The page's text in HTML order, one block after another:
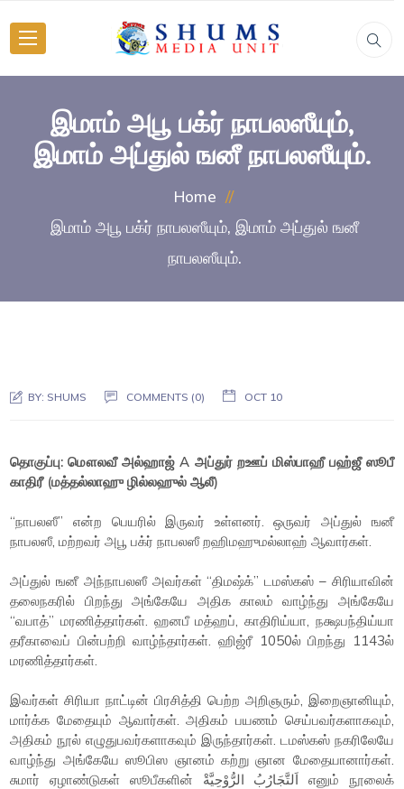
இமாம் அபூ பக்ர் நாபலஸீயும்,
இமாம் அப்துல் ஙனீ நாபலஸீயும்.
Home
இமாம் அபூ பக்ர் நாபலஸீயும், இமாம் அப்துல் ஙனீ
நாபலஸீயும்.
BY: SHUMS COMMENTS (0) OCT 10
தொகுப்பு: மௌலவீ அல்ஹாஜ் A அப்துர் றஊப் மிஸ்பாஹீ பஹ்ஜீ ஸூபீ
காதிரீ (மத்தல்லாஹு ழில்லஹுல் ஆலீ)
“நாபலஸீ” என்ற பெயரில் இருவர் உள்ளனர். ஒருவர் அப்துல் ஙனீ
நாபலஸீ, மற்றவர் அபூ பக்ர் நாபலஸீ றஹிமஹுமல்லாஹ் ஆவார்கள்.
அப்துல் ஙனீ அந்நாபலஸீ அவர்கள் “திமஷ்க்” டமஸ்கஸ் – சிரியாவின்
தலைநகரில் பிறந்து அங்கேயே அதிக காலம் வாழ்ந்து அங்கேயே
“வபாத்” மரணித்தார்கள். ஹனபீ மத்ஹப், காதிரிய்யா, நக்ஷபந்திய்யா
தரீகாவைப் பின்பற்றி வாழ்ந்தார்கள். ஹிஜ்ரீ 1050ல் பிறந்து 1143ல்
மரணித்தார்கள்.
இவர்கள் சிரியா நாட்டின் பிரசித்தி பெற்ற அறிஞரும், இறைஞானியும்,
மார்க்க மேதையும் ஆவார்கள். அதிகம் பயணம் செய்பவர்களாகவும்,
அதிகம் நூல் எழுதுபவர்களாகவும் இருந்தார்கள். டமஸ்கஸ் நகரிலேயே
வாழ்ந்து அங்கேயே ஸூபிஸ ஞானம் கற்று ஞான மேதையானார்கள்.
சுமார் ஏழாண்டுகள் ஸூபீகளின் اَلتَّجَارُبُ الرُّوْحِيَّةْ எனும் நூலைக்